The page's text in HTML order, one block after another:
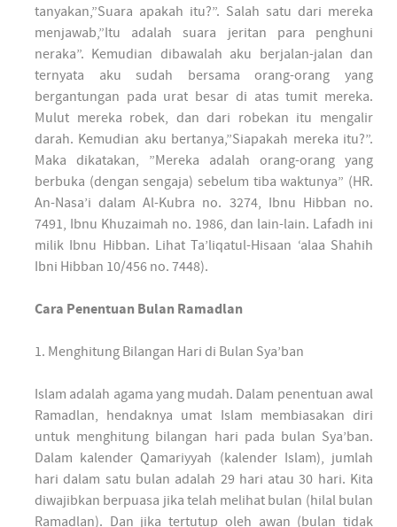
tanyakan,”Suara apakah itu?”. Salah satu dari mereka
menjawab,”Itu adalah suara jeritan para penghuni
neraka”. Kemudian dibawalah aku berjalan-jalan dan
ternyata aku sudah bersama orang-orang yang
bergantungan pada urat besar di atas tumit mereka.
Mulut mereka robek, dan dari robekan itu mengalir
darah. Kemudian aku bertanya,”Siapakah mereka itu?”.
Maka dikatakan, ”Mereka adalah orang-orang yang
berbuka (dengan sengaja) sebelum tiba waktunya” (HR.
An-Nasa’i dalam Al-Kubra no. 3274, Ibnu Hibban no.
7491, Ibnu Khuzaimah no. 1986, dan lain-lain. Lafadh ini
milik Ibnu Hibban. Lihat Ta’liqatul-Hisaan ‘alaa Shahih
Ibni Hibban 10/456 no. 7448).
Cara Penentuan Bulan Ramadlan
1. Menghitung Bilangan Hari di Bulan Sya’ban
Islam adalah agama yang mudah. Dalam penentuan awal
Ramadlan, hendaknya umat Islam membiasakan diri
untuk menghitung bilangan hari pada bulan Sya’ban.
Dalam kalender Qamariyyah (kalender Islam), jumlah
hari dalam satu bulan adalah 29 hari atau 30 hari. Kita
diwajibkan berpuasa jika telah melihat bulan (hilal bulan
Ramadlan). Dan jika tertutup oleh awan (bulan tidak